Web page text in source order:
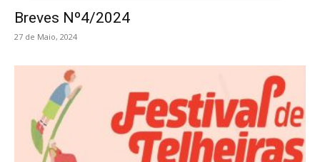
Breves Nº4/2024
27 de Maio, 2024